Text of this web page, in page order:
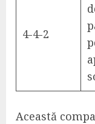
4-4-2
Această